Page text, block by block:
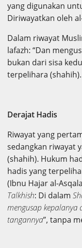
yang digunakan
Diriwayatkan oleh
Dalam riwayat
lafazh: “Dan
bukan dari sisa
terpelihara (shahih).
Derajat Hadis
Riwayat yang
sedangkan riwayat
(shahih). Hukum
hadis yang
(Ibnu Hajar al-
Talkhish: Di dalam
mengusap kepalanya
tangannya”, tanpa